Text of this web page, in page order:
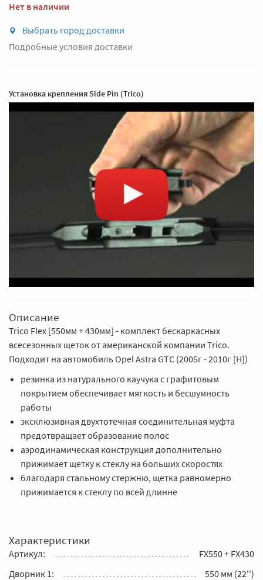
Нет в наличии
Выбрать город доставки
Подробные условия доставки
Установка крепления Side Pin (Trico)
Описание
Trico Flex [550мм + 430мм] - комплект бескаркасных
всесезонных щеток от американской компании Trico.
Подходит на автомобиль Opel Astra GTC (2005г - 2010г [H])
резинка из натурального каучука с графитовым
покрытием обеспечивает мягкость и бесшумность
работы
эксклюзивная двухтотечная соединительная муфта
предотвращает образование полос
аэродинамическая конструкция дополнительно
прижимает щетку к стеклу на больших скоростях
благодаря стальному стержню, щетка равномерно
прижимается к стеклу по всей длинне
Характеристики
Артикул:
FX550 + FX430
Дворник 1:
550 мм (22'')